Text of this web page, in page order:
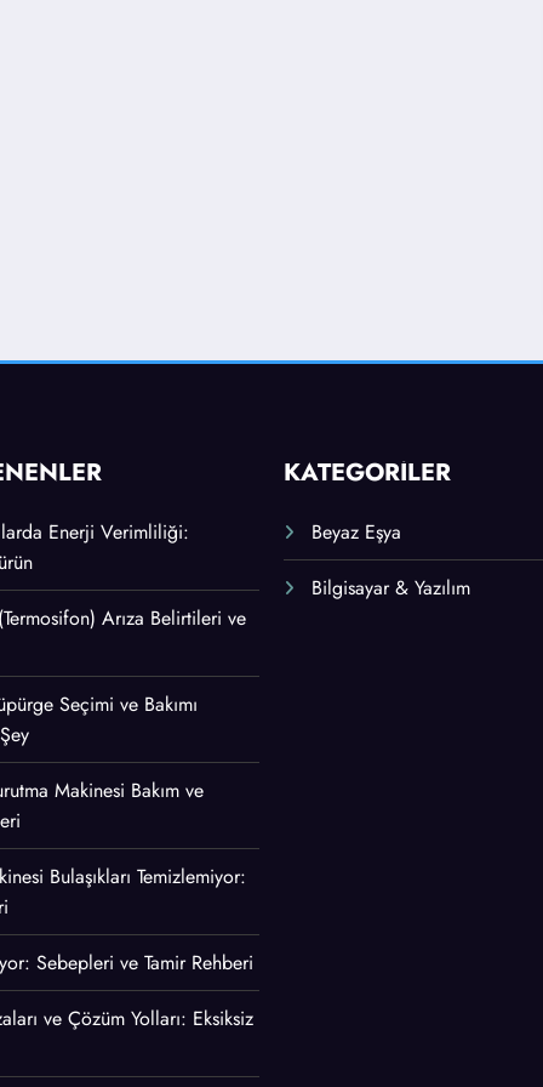
Enerji Verimliliği:
(Termosifon) Arıza Belirtileri ve
Seçimi ve Bakımı
Makinesi Bakım ve
Bulaşıkları Temizlemiyor:
Sebepleri ve Tamir Rehberi
ve Çözüm Yolları: Eksiksiz
KATEGORİLER
Beyaz Eşya
Bilgisayar & Yazılım